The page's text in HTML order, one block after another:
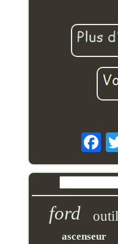
ford outil
ascenseur